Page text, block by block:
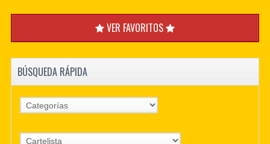
VER FAVORITOS
BÚSQUEDA RÁPIDA